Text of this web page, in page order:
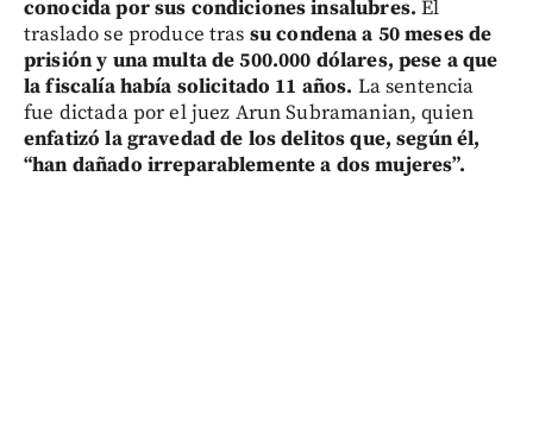
conocida por sus condiciones insalubres. El
traslado se produce tras su condena a 50 meses de
prisión y una multa de 500.000 dólares, pese a que
la fiscalía había solicitado 11 años. La sentencia
fue dictada por el juez Arun Subramanian, quien
enfatizó la gravedad de los delitos que, según él,
“han dañado irreparablemente a dos mujeres”.